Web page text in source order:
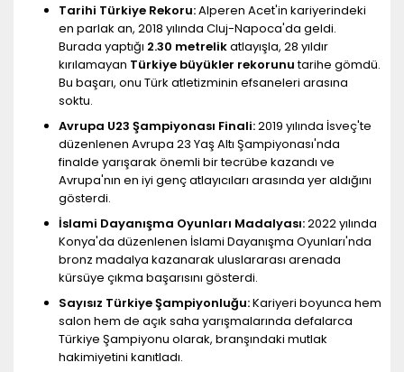
Tarihi Türkiye Rekoru:Alperen Acet'in kariyerindeki
en parlak an, 2018 yılında Cluj-Napoca'da geldi.
Burada yaptığı 2.30 metrelikatlayışla, 28 yıldır
kırılamayan Türkiye büyükler rekorunutarihe gömdü.
Bu başarı, onu Türk atletizminin efsaneleri arasına
soktu.
Avrupa U23 Şampiyonası Finali:2019 yılında İsveç'te
düzenlenen Avrupa 23 Yaş Altı Şampiyonası'nda
finalde yarışarak önemli bir tecrübe kazandı ve
Avrupa'nın en iyi genç atlayıcıları arasında yer aldığını
gösterdi.
İslami Dayanışma Oyunları Madalyası:2022 yılında
Konya'da düzenlenen İslami Dayanışma Oyunları'nda
bronz madalya kazanarak uluslararası arenada
kürsüye çıkma başarısını gösterdi.
Sayısız Türkiye Şampiyonluğu:Kariyeri boyunca hem
salon hem de açık saha yarışmalarında defalarca
Türkiye Şampiyonu olarak, branşındaki mutlak
hakimiyetini kanıtladı.